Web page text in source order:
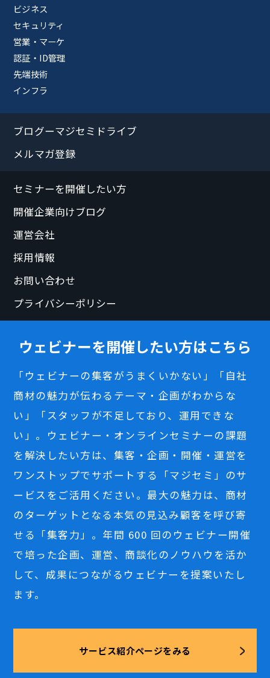
ビジネス
セキュリティ
営業・マーケ
認証・ID管理
先端技術
インフラ
ブログーマジセミドライブ
メルマガ登録
セミナーを開催したい方
開催企業向けブログ
運営会社
採用情報
お問い合わせ
プライバシーポリシー
ウェビナーを開催したい方はこちら
「ウェビナーの集客がうまくいかない」「自社
商材の魅力が伝わるテーマ・企画がわからな
い」「スタッフが不足しており、運用できな
い」。ウェビナー・オンラインセミナーの課題
を解決したい方は、集客・企画・開催・運営を
ワンストップでサポートする「マジセミ」のサ
ービスをご活用ください。最大の魅力は、商材
のターゲットとなる本気の見込み顧客を呼び寄
せる「集客力」。年間 600 回のウェビナー開催
で培った企画、運営、商談化のノウハウを活か
して、成果につながるウェビナーを提案いたし
ます。
サービス紹介ページをみる